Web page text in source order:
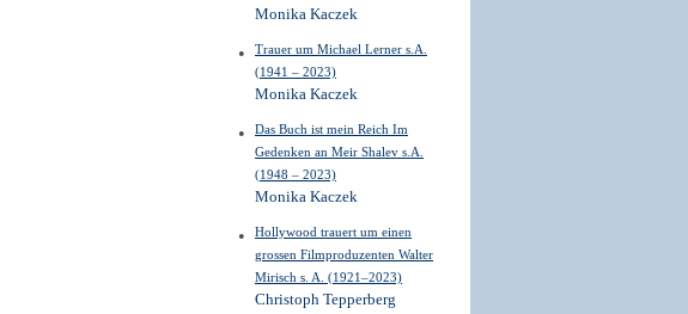
Monika Kaczek
Trauer um Michael Lerner s.A.
(1941 – 2023)
Monika Kaczek
Das Buch ist mein Reich Im
Gedenken an Meir Shalev s.A.
(1948 – 2023)
Monika Kaczek
Hollywood trauert um einen
grossen Filmproduzenten Walter
Mirisch s. A. (1921–2023)
Christoph Tepperberg